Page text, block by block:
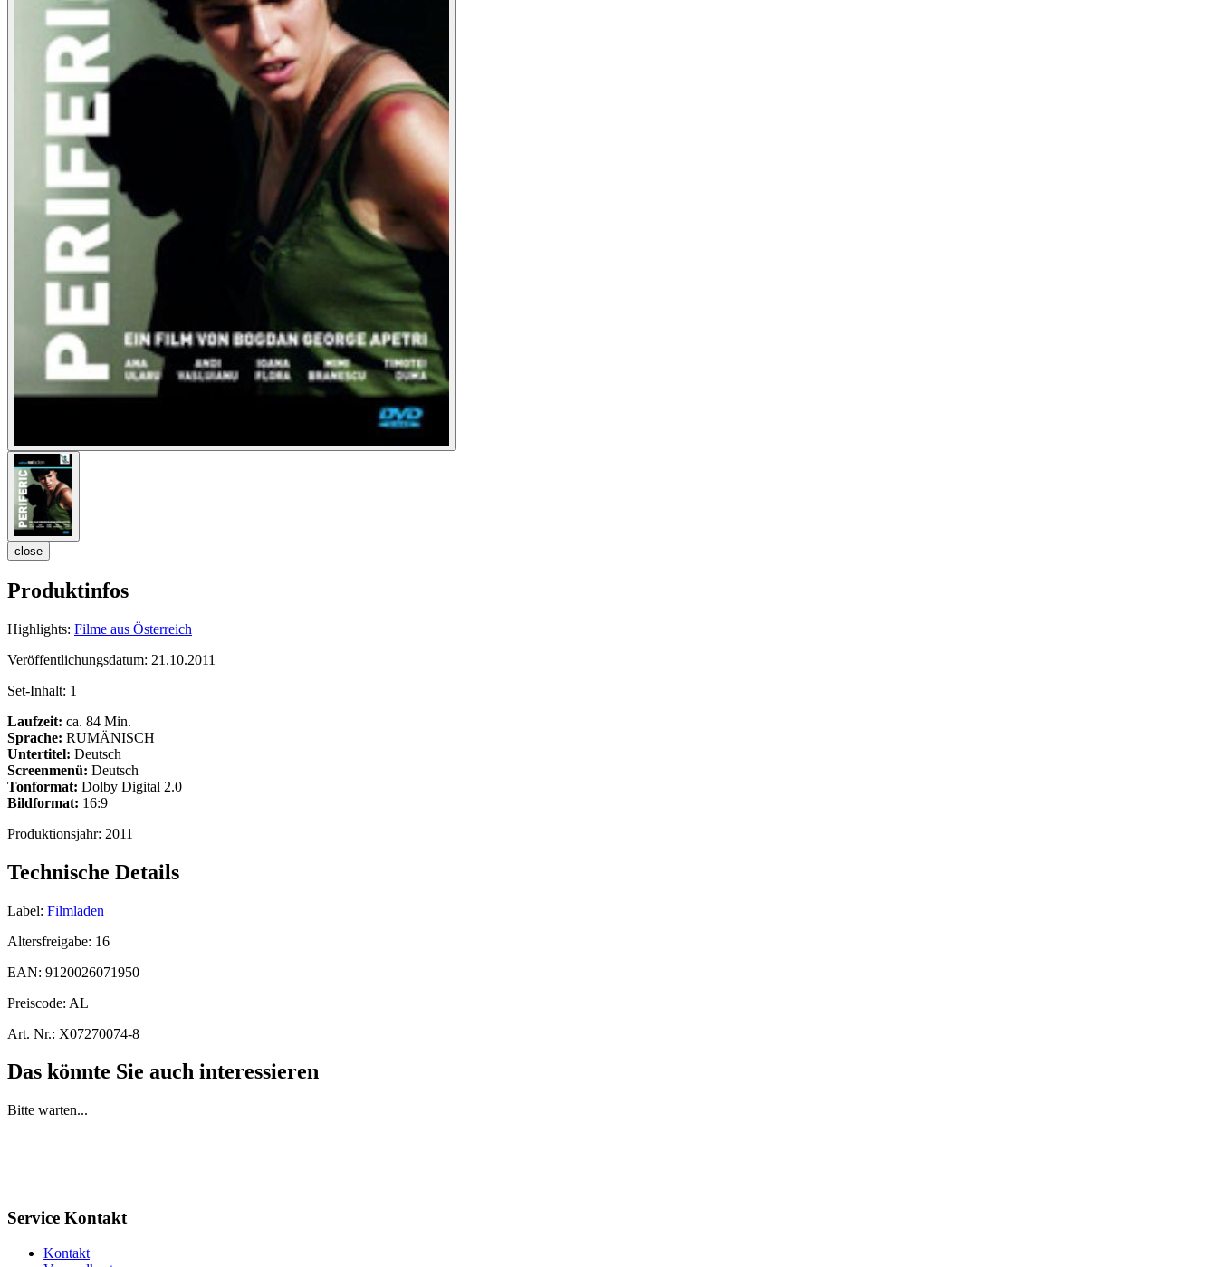
close
Produktinfos
Highlights: Filme aus Österreich
Veröffentlichungsdatum: 21.10.2011
Set-Inhalt: 1
Laufzeit: ca. 84 Min.
Sprache: RUMÄNISCH
Untertitel: Deutsch
Screenmenü: Deutsch
Tonformat: Dolby Digital 2.0
Bildformat: 16:9
Produktionsjahr: 2011
Technische Details
Label: Filmladen
Altersfreigabe: 16
EAN: 9120026071950
Preiscode: AL
Art. Nr.: X07270074-8
Das könnte Sie auch interessieren
Bitte warten...
Service Kontakt
Kontakt